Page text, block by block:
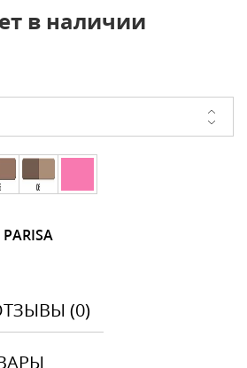
в наличии
(0)